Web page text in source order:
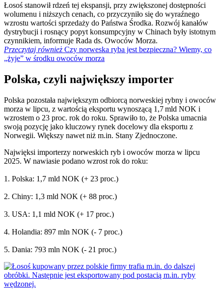
Łosoś stanowił rdzeń tej ekspansji, przy zwiększonej dostępności
wolumenu i niższych cenach, co przyczyniło się do wyraźnego
wzrostu wartości sprzedaży do Państwa Środka. Rozwój kanałów
dystrybucji i rosnący popyt konsumpcyjny w Chinach były istotnym
czynnikiem, informuje Rada ds. Owoców Morza.
Przeczytaj również Czy norweska ryba jest bezpieczna? Wiemy, co
„żyje” w środku owoców morza
Polska, czyli największy importer
Polska pozostała największym odbiorcą norweskiej rybny i owoców
morza w lipcu, z wartością eksportu wynoszącą 1,7 mld NOK i
wzrostem o 23 proc. rok do roku. Sprawiło to, że Polska umacnia
swoją pozycję jako kluczowy rynek docelowy dla eksportu z
Norwegii. Większy nawet niż m.in. Stany Zjednoczone.
Najwięksi importerzy norweskich ryb i owoców morza w lipcu
2025. W nawiasie podano wzrost rok do roku:
1. Polska: 1,7 mld NOK (+ 23 proc.)
2. Chiny: 1,3 mld NOK (+ 88 proc.)
3. USA: 1,1 mld NOK (+ 17 proc.)
4. Holandia: 897 mln NOK (- 7 proc.)
5. Dania: 793 mln NOK (- 21 proc.)